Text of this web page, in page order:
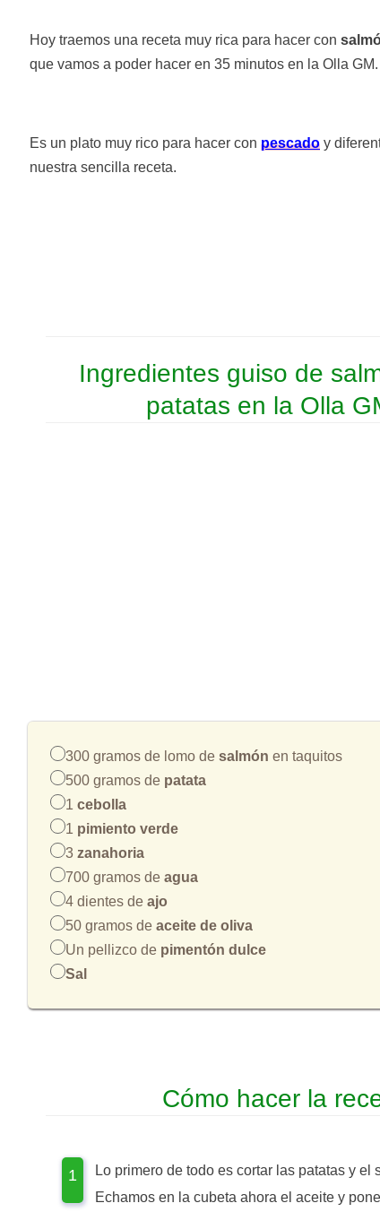
Hoy traemos una receta muy rica para hacer con
que vamos a poder hacer en 35 minutos en la Olla GM.
Es un plato muy rico para hacer con pescado y
nuestra sencilla receta.
Ingredientes guiso de
patatas en la Olla
300 gramos de lomo de salmón en taquitos
500 gramos de patata
1 cebolla
1 pimiento verde
3 zanahoria
700 gramos de agua
4 dientes de ajo
50 gramos de aceite de oliva
Un pellizco de pimentón dulce
Sal
Cómo hacer la
Lo primero de todo es cortar las patatas y
Echamos en la cubeta ahora el aceite y